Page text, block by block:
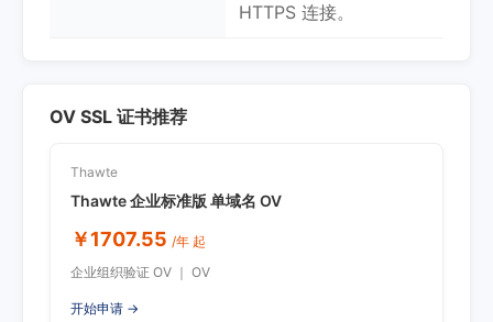
HTTPS 连接。
OV SSL 证书推荐
Thawte
Thawte 企业标准版 单域名 OV
￥1707.55 /年 起
企业组织验证 OV ｜ OV
开始申请 →